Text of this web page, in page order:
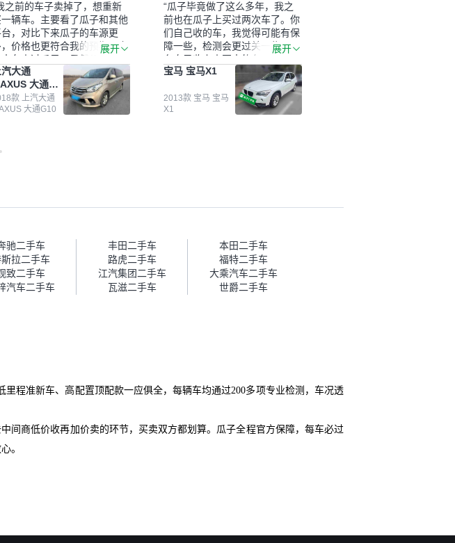
之前的车子卖掉了，想重新
一辆车。主要看了瓜子和其他
，对比下来瓜子的车源更
，价格也更符合我的预期。之
卖车来过瓜子，虽然价格没谈
但APP一直留着。瓜子毕竟
平台，整体印象还好。我最
了一台上汽大通，18年的
公里数9万多，符合我的要
其他平台的分期需要到当地
。”
展开
汽大通
大通
款 上汽大通
大通G10
“瓜子毕竟做了这么多年，我之
前也在瓜子上买过两次车了。你
们自己收的车，我觉得可能有保
障一些，检测会更过关一些。平
台自己收上来再卖的车，应该更
可靠。我买的是宝马X1，主要看
中它的价格和公里数比较合适。
另外，瓜子承诺无火烧、无事
故、无泡水、无调表，在平台自
帮我谈价。自营车我讲过价，最
后是通过花一块钱买优惠券的方
式，便宜了800块钱成交。”
展开
宝马 宝马X1
2013款 宝马 宝马
X1
驰二手车 丰田二手车
本田二手车
拉二手车 路虎二手车
福特二手车
致二手车 江汽集团二手车
大乘汽车二手车
汽车二手车 瓦滋二手车 世爵二手车
程准新车、高配置顶配款一应俱全，每辆车均通过200多项专业检测，车况透
间商低价收再加价卖的环节，买卖双方都划算。瓜子全程官方保障，每车必过
。